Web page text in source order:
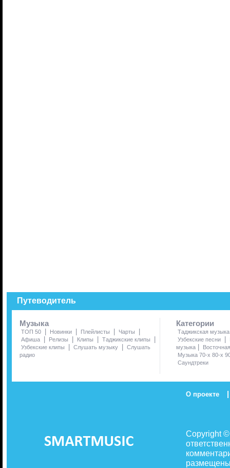
Путеводитель
Музыка
ТОП 50 | Новинки | Плейлисты | Чарты |
Афиша | Релизы | Клипы | Таджикские клипы |
Узбекские клипы | Слушать музыку | Слушать
радио
Категории
Таджикская музыка
Узбекские песни
|
музыка |
Музыка 70-х 80-х
Саундтреки
О проекте |
Copyright
размещены